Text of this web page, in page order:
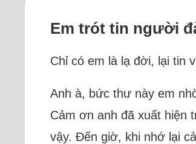
Em trót tin người
Chỉ có em là lạ đời, lại tin
Anh à, bức thư này em
Cảm ơn anh đã xuất hiện
vậy. Đến giờ, khi nhớ lại